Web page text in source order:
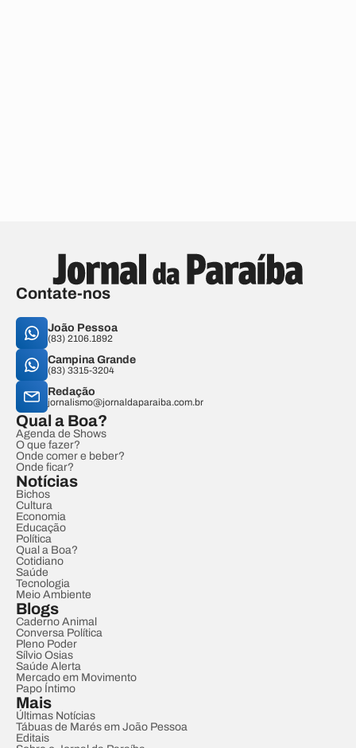
Contate-nos
João Pessoa
(83) 2106.1892
Campina Grande
(83) 3315-3204
Redação
jornalismo@jornaldaparaiba.com.br
Qual a Boa?
Agenda de Shows
O que fazer?
Onde comer e beber?
Onde ficar?
Notícias
Bichos
Cultura
Economia
Educação
Política
Qual a Boa?
Cotidiano
Saúde
Tecnologia
Meio Ambiente
Blogs
Caderno Animal
Conversa Política
Pleno Poder
Sílvio Osias
Saúde Alerta
Mercado em Movimento
Papo Íntimo
Mais
Últimas Notícias
Tábuas de Marés em João Pessoa
Editais